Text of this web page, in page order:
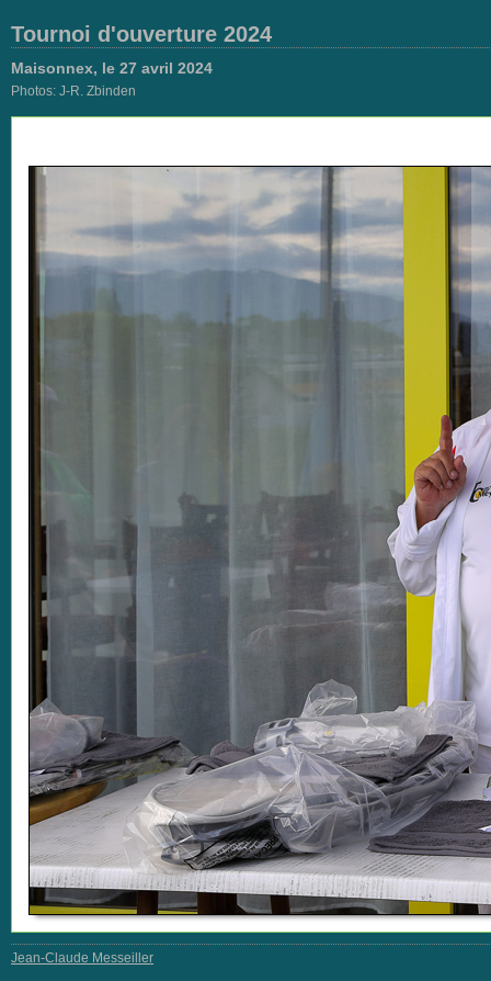
Tournoi d'ouverture 2024
Maisonnex, le 27 avril 2024
Photos: J-R. Zbinden
Jean-Claude Messeiller